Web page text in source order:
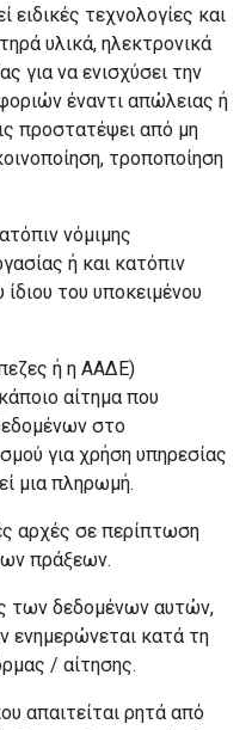
ειδικές τεχνολογίες και
υλικά, ηλεκτρονικά
για να ενισχύσει την
έναντι απώλειας ή
προστατέψει από μη
τροποποίηση
νόμιμης
ή και κατόπιν
του υποκειμένου
ή η ΑΑΔΕ)
αίτημα που
στο
για χρήση υπηρεσίας
μια πληρωμή.
αρχές σε περίπτωση
πράξεων.
των δεδομένων αυτών,
ενημερώνεται κατά τη
/ αίτησης.
απαιτείται ρητά από